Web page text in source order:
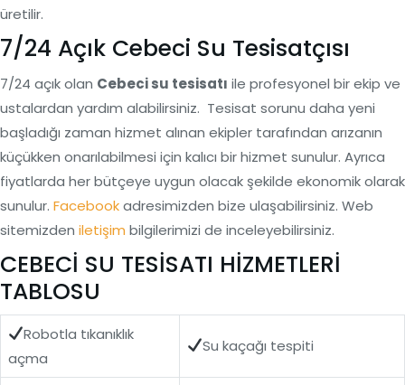
üretilir.
7/24 Açık Cebeci Su Tesisatçısı
7/24 açık olan Cebeci su tesisatı ile profesyonel bir ekip ve
ustalardan yardım alabilirsiniz. Tesisat sorunu daha yeni
başladığı zaman hizmet alınan ekipler tarafından arızanın
küçükken onarılabilmesi için kalıcı bir hizmet sunulur. Ayrıca
fiyatlarda her bütçeye uygun olacak şekilde ekonomik olarak
sunulur. Facebookadresimizden bize ulaşabilirsiniz. Web
sitemizden iletişim bilgilerimizi de inceleyebilirsiniz.
CEBECİ SU TESİSATI HİZMETLERİ
TABLOSU
Robotla tıkanıklık
açma
Su kaçağı tespiti